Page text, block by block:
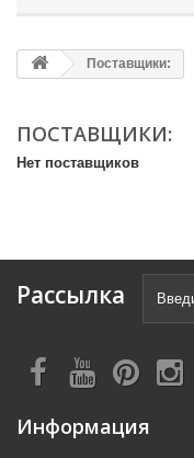
Поставщики:
ПОСТАВЩИКИ:
Нет поставщиков
Рассылка
Информация